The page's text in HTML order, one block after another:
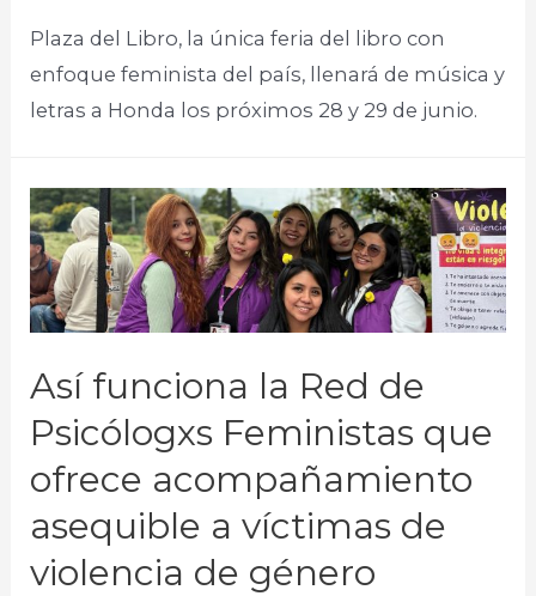
Plaza del Libro, la única feria del libro con
enfoque feminista del país, llenará de música y
letras a Honda los próximos 28 y 29 de junio.
Así funciona la Red de
Psicólogxs Feministas que
ofrece acompañamiento
asequible a víctimas de
violencia de género